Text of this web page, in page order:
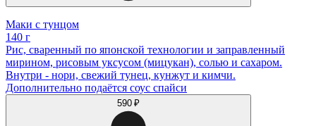
Маки с тунцом
140 г
Рис, сваренный по японской технологии и заправленный
мирином, рисовым уксусом (мицукан), солью и сахаром.
Внутри - нори, свежий тунец, кунжут и кимчи.
Дополнительно подаётся соус спайси
590 ₽